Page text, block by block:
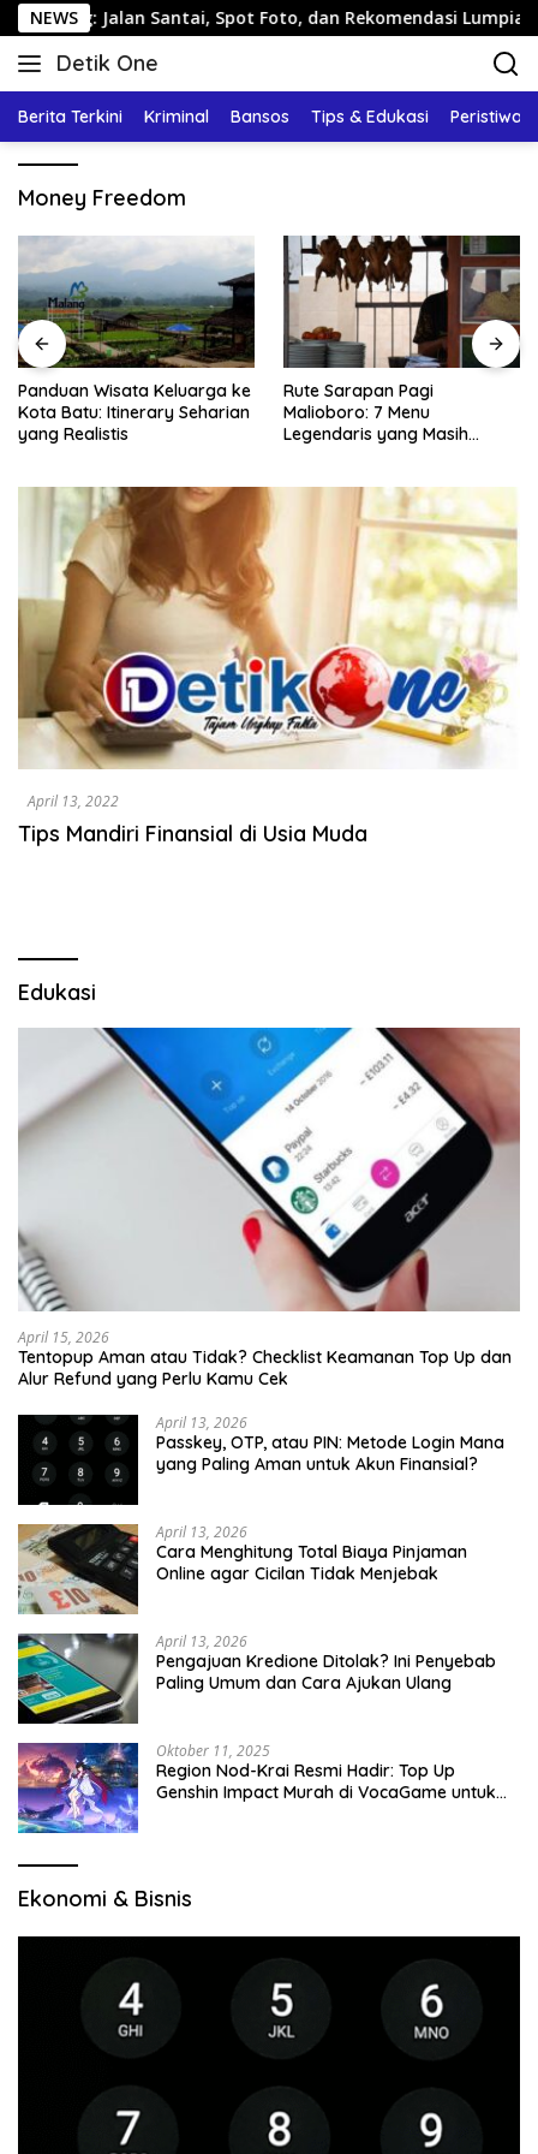
Langsung
ke
konten
NEWS
Jalan Santai, Spot Foto, dan Rekomendasi Lumpia
Detik One
Tajam
Fakta
Berita Terkini Kriminal Bansos Tips & Edukasi Peristiwa
Money Freedom
Panduan Wisata Keluarga ke
Kota Batu: Itinerary Seharian
yang Realistis
Rute Sarapan Pagi
Malioboro: 7 Menu
Legendaris yang Masih
April 13, 2022
Tips Mandiri Finansial di Usia Muda
Edukasi
April 15, 2026
Tentopup Aman atau Tidak? Checklist Keamanan Top Up dan
Alur Refund yang Perlu Kamu Cek
April 13, 2026
Passkey, OTP, atau PIN: Metode Login Mana
yang Paling Aman untuk Akun Finansial?
April 13, 2026
Cara Menghitung Total Biaya Pinjaman
Online agar Cicilan Tidak Menjebak
April 13, 2026
Pengajuan Kredione Ditolak? Ini Penyebab
Paling Umum dan Cara Ajukan Ulang
Oktober 11, 2025
Region Nod-Krai Resmi Hadir: Top Up
Genshin Impact Murah di VocaGame untuk
Ekonomi & Bisnis